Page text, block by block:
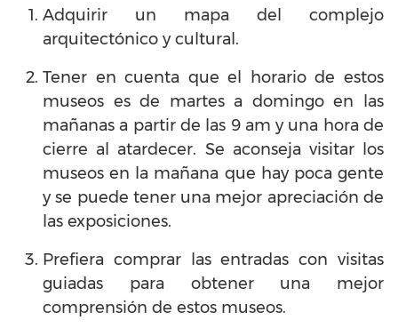
Adquirir un mapa del complejo
arquitectónico y cultural.
Tener en cuenta que el horario de estos
museos es de martes a domingo en las
mañanas a partir de las 9 am y una hora de
cierre al atardecer. Se aconseja visitar los
museos en la mañana que hay poca gente
y se puede tener una mejor apreciación de
las exposiciones.
Prefiera comprar las entradas con visitas
guiadas para obtener una mejor
comprensión de estos museos.